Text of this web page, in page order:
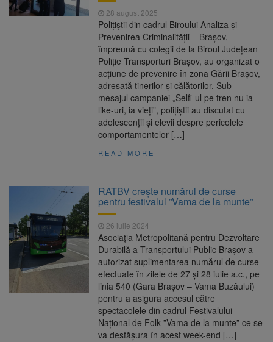
28 august 2025
Polițiștii din cadrul Biroului Analiza și
Prevenirea Criminalității – Brașov,
împreună cu colegii de la Biroul Județean
Poliție Transporturi Brașov, au organizat o
acțiune de prevenire în zona Gării Brașov,
adresată tinerilor și călătorilor. Sub
mesajul campaniei „Selfi-ul pe tren nu ia
like-uri, ia vieți”, polițiștii au discutat cu
adolescenții și elevii despre pericolele
comportamentelor […]
READ MORE
RATBV crește numărul de curse
pentru festivalul ”Vama de la munte”
26 iulie 2024
Asociația Metropolitană pentru Dezvoltare
Durabilă a Transportului Public Brașov a
autorizat suplimentarea numărul de curse
efectuate în zilele de 27 și 28 iulie a.c., pe
linia 540 (Gara Brașov – Vama Buzăului)
pentru a asigura accesul către
spectacolele din cadrul Festivalului
Național de Folk ”Vama de la munte” ce se
va desfășura în acest week-end […]